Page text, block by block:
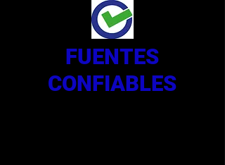
FUENTES
CONFIABLES